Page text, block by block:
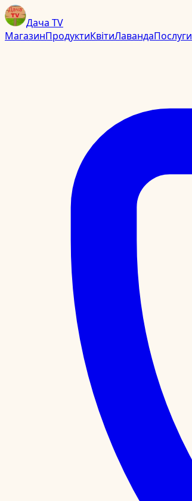
Дача TV
МагазинПродуктиКвітиЛавандаПослуги